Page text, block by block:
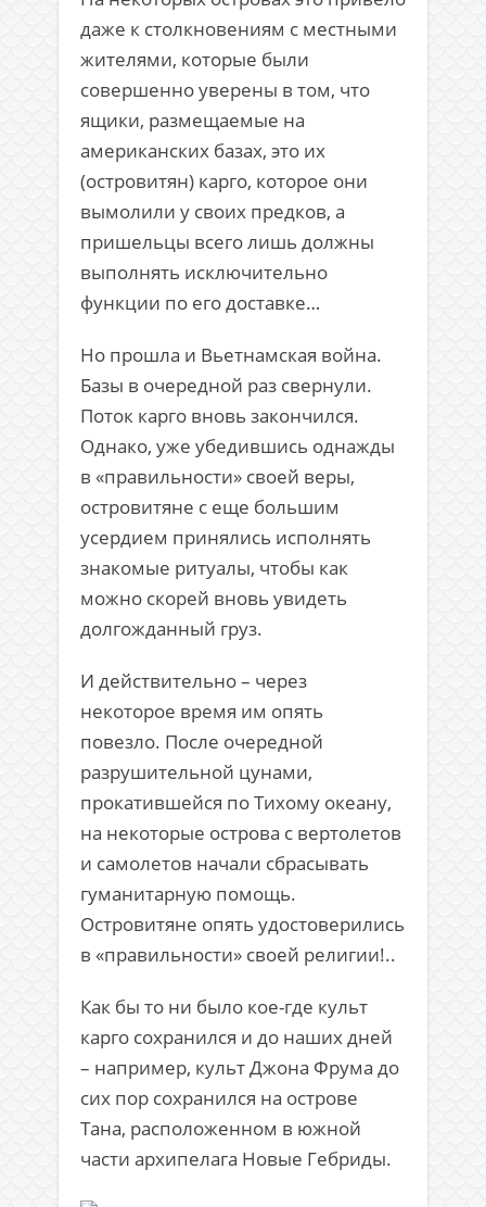
даже к столкновениям с местными
жителями, которые были
совершенно уверены в том, что
ящики, размещаемые на
американских базах, это их
(островитян) карго, которое они
вымолили у своих предков, а
пришельцы всего лишь должны
выполнять исключительно
функции по его доставке…
Но прошла и Вьетнамская война.
Базы в очередной раз свернули.
Поток карго вновь закончился.
Однако, уже убедившись однажды
в «правильности» своей веры,
островитяне с еще большим
усердием принялись исполнять
знакомые ритуалы, чтобы как
можно скорей вновь увидеть
долгожданный груз.
И действительно – через
некоторое время им опять
повезло. После очередной
разрушительной цунами,
прокатившейся по Тихому океану,
на некоторые острова с вертолетов
и самолетов начали сбрасывать
гуманитарную помощь.
Островитяне опять удостоверились
в «правильности» своей религии!..
Как бы то ни было кое-где культ
карго сохранился и до наших дней
– например, культ Джона Фрума до
сих пор сохранился на острове
Тана, расположенном в южной
части архипелага Новые Гебриды.